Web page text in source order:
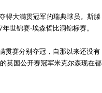
大满贯冠军的瑞典球员。斯滕
世锦赛-埃森哲比洞锦标赛。
赛分别夺冠，自那以来还没有
英国公开赛冠军米克尔森现在都